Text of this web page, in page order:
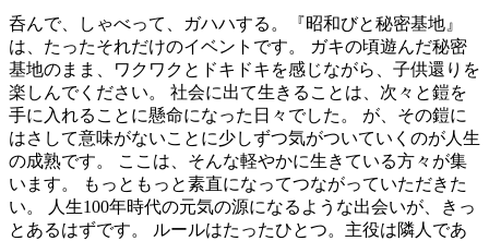
呑んで、しゃべって、ガハハする。『昭和びと秘密基地』
は、たったそれだけのイベントです。 ガキの頃遊んだ秘密
基地のまま、ワクワクとドキドキを感じながら、子供還りを
楽しんでください。 社会に出て生きることは、次々と鎧を
手に入れることに懸命になった日々でした。 が、その鎧に
はさして意味がないことに少しずつ気がついていくのが人生
の成熟です。 ここは、そんな軽やかに生きている方々が集
います。 もっともっと素直になってつながっていただきた
い。 人生100年時代の元気の源になるような出会いが、きっ
とあるはずです。 ルールはたったひとつ。主役は隣人であ